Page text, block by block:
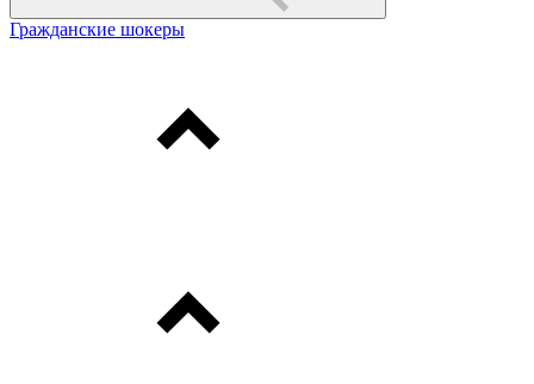
Гражданские шокеры